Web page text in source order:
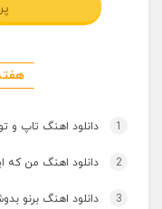
1 دانلود اهنگ تاپ و توپ ۷ از دی جی تی
2 دانلود اهنگ من که
3 دانلود اهنگ برنو بدوش ۲ از امیر